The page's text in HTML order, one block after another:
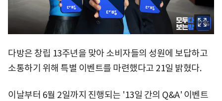
다방은 창립 13주년을 맞아 소비자들의 성원에 보답하고
소통하기 위해 특별 이벤트를 마련했다고 21일 밝혔다.
이날부터 6월 2일까지 진행되는 '13일 간의 Q&A' 이벤트